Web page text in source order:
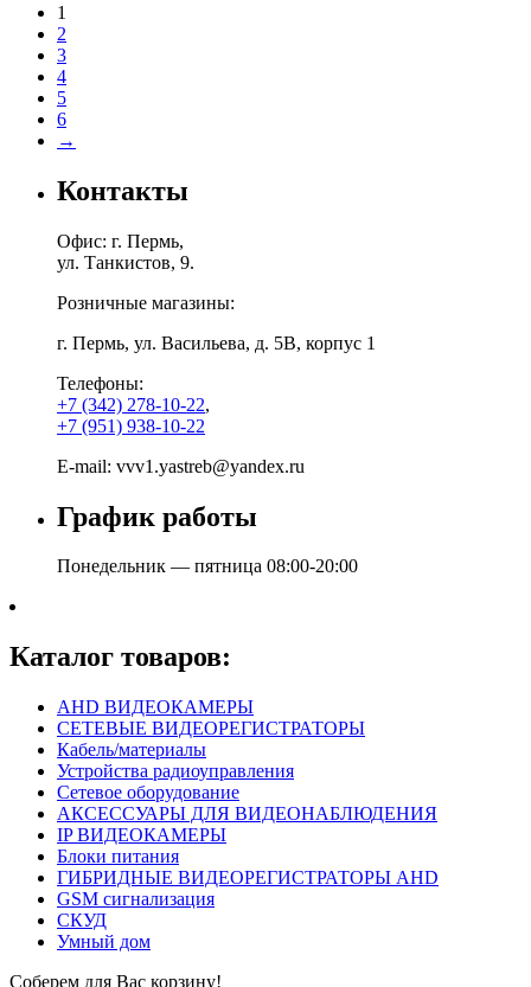
1
2
3
4
5
6
→
Контакты
Офис: г. Пермь,
ул. Танкистов, 9.
Розничные магазины:
г. Пермь, ул. Васильева, д. 5В, корпус 1
Телефоны:
+7 (342) 278-10-22,
+7 (951) 938-10-22
E-mail: vvv1.yastreb@yandex.ru
График работы
Понедельник — пятница 08:00-20:00
Каталог товаров:
AHD ВИДЕОКАМЕРЫ
СЕТЕВЫЕ ВИДЕОРЕГИСТРАТОРЫ
Кабель/материалы
Устройства радиоуправления
Сетевое оборудование
АКСЕССУАРЫ ДЛЯ ВИДЕОНАБЛЮДЕНИЯ
IP ВИДЕОКАМЕРЫ
Блоки питания
ГИБРИДНЫЕ ВИДЕОРЕГИСТРАТОРЫ AHD
GSM сигнализация
СКУД
Умный дом
Соберем для Вас корзину!